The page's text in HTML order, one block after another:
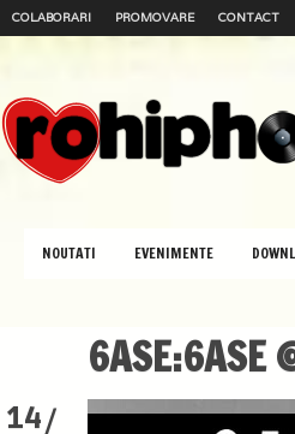
COLABORARI PROMOVARE CONTACT
NOUTATI EVENIMENTE
6ASE:6ASE
14/